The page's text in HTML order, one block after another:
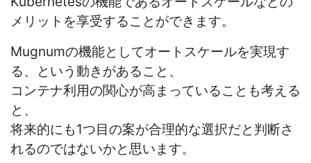
メリットを享受することができます。
Mugnumの機能としてオートスケールを実現す
る、という動きがあること、
コンテナ利用の関心が高まっていることも考える
と、
将来的にも1つ目の案が合理的な選択だと判断さ
れるのではないかと思います。